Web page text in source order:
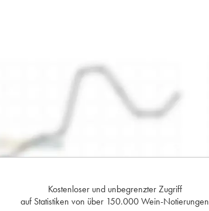
Kostenloser und unbegrenzter Zugriff
auf Statistiken von über 150.000 Wein-Notierungen